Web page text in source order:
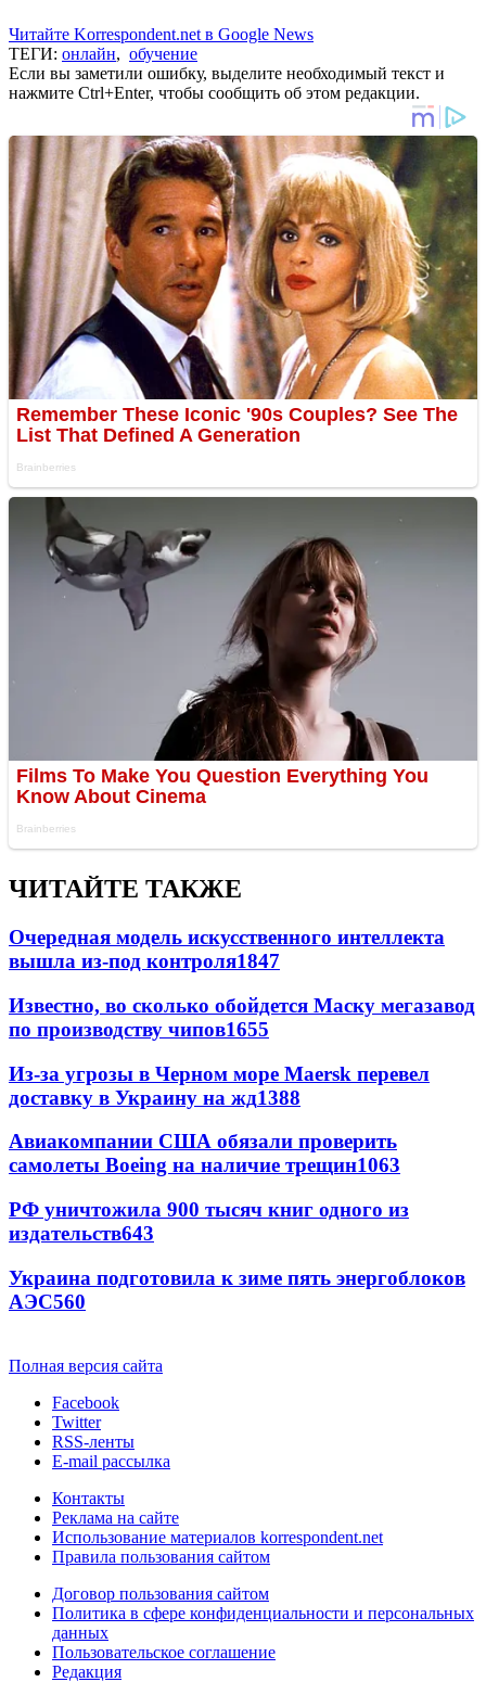
Читайте Korrespondent.net в Google News
ТЕГИ: онлайн, обучение
Если вы заметили ошибку, выделите необходимый текст и
нажмите Ctrl+Enter, чтобы сообщить об этом редакции.
ЧИТАЙТЕ ТАКЖЕ
Очередная модель искусственного интеллекта
вышла из-под контроля1847
Известно, во сколько обойдется Маску мегазавод
по производству чипов1655
Из-за угрозы в Черном море Maersk перевел
доставку в Украину на жд1388
Авиакомпании США обязали проверить
самолеты Boeing на наличие трещин1063
РФ уничтожила 900 тысяч книг одного из
издательств643
Украина подготовила к зиме пять энергоблоков
АЭС560
Полная версия сайта
Facebook
Twitter
RSS-ленты
E-mail рассылка
Контакты
Реклама на сайте
Использование материалов korrespondent.net
Правила пользования сайтом
Договор пользования сайтом
Политика в сфере конфиденциальности и персональных
данных
Пользовательское соглашение
Редакция